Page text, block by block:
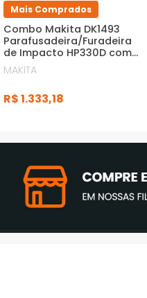
Mais Comprados
Combo Makita DK1493
Parafusadeira/Furadeira
de Impacto HP330D com
Parafusadeira de Impacto
TD090D com 2 Baterias
Maleta
MAKITA
R$1.333,18